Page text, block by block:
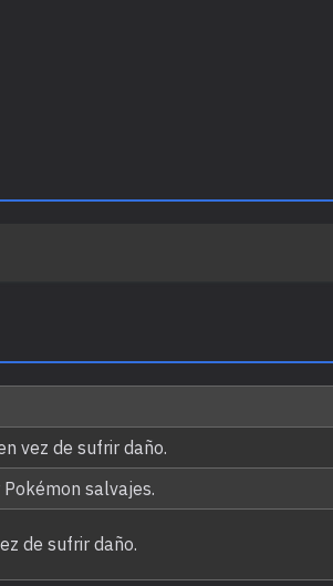
vez de sufrir daño.
salvajes.
de sufrir daño.